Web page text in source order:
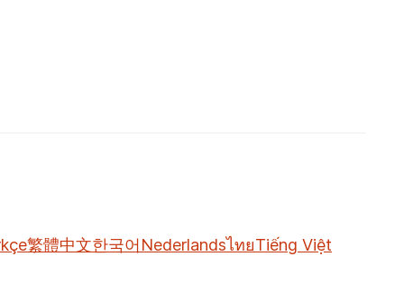
繁體中文한국어 NederlandsไทยTiếng Việt